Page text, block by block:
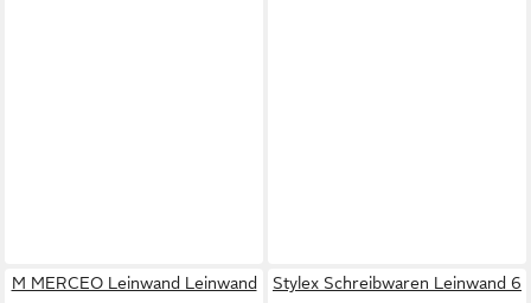
M MERCEO Leinwand Leinwand
Stylex Schreibwaren Leinwand 6